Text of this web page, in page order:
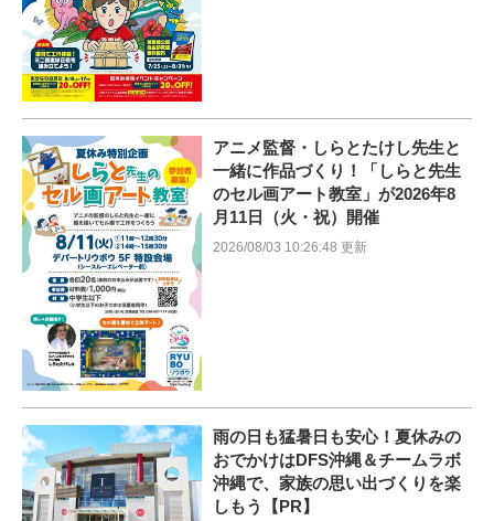
アニメ監督・しらとたけし先生と
一緒に作品づくり！「しらと先生
のセル画アート教室」が2026年8
月11日（火・祝）開催
2026/08/03 10:26:48 更新
雨の日も猛暑日も安心！夏休みの
おでかけはDFS沖縄＆チームラボ
沖縄で、家族の思い出づくりを楽
しもう【PR】